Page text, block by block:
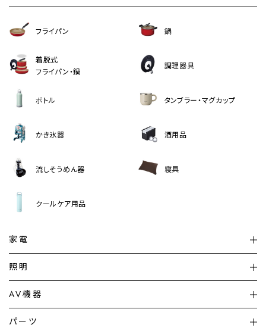
フライパン 鍋
着脱式
フライパン・鍋
調理器具
ボトル タンブラー・マグカップ
かき氷器 酒用品
流しそうめん器 寝具
クールケア用品
家電
加湿器・空気清浄機
照明
シーリングライト
AV機器
テレビ
パーツ